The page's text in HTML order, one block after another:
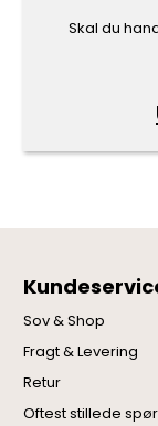
Skal du
Sov & Shop
Fragt & Levering
Retur
Oftest stillede